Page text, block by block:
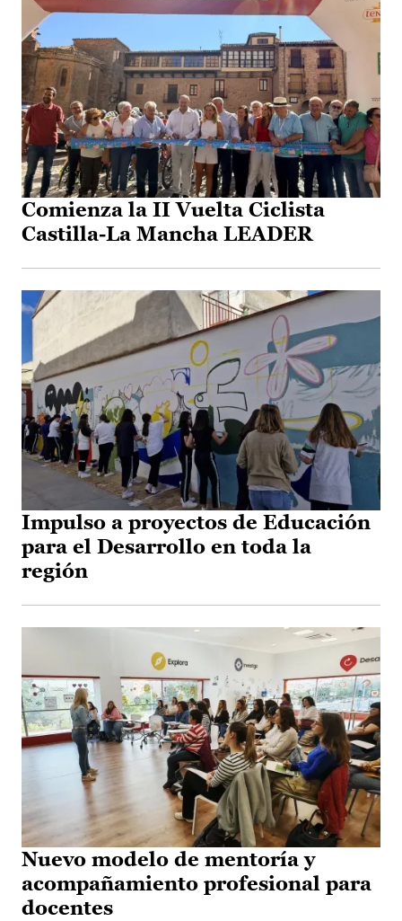
Comienza la II Vuelta Ciclista
Castilla-La Mancha LEADER
Impulso a proyectos de Educación
para el Desarrollo en toda la
región
Nuevo modelo de mentoría y
acompañamiento profesional para
docentes